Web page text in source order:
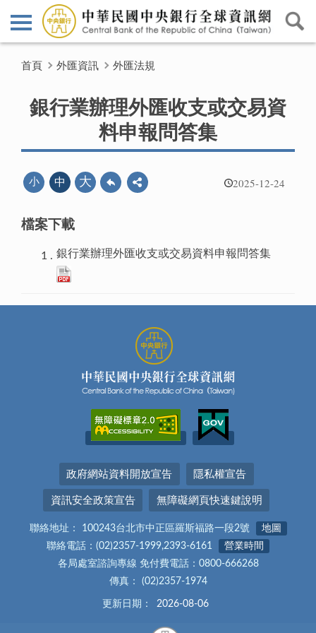
首頁 外匯資訊 外匯法規
銀行業辦理外匯收支或交易資
料申報問答集
2025-12-24
小 中 大
檔案下載
銀行業辦理外匯收支或交易資料申報問答集
政府網站資料開放宣告 隱私權宣告
資訊安全政策宣告 無障礙網頁快速鍵說明
聯絡地址： 100243台北市中正區羅斯福路一段2號
地圖
聯絡電話：(02)2357-1999,2393-6161
營業時間
各局處室諮詢專線 免付費電話：0800-666268
傳真： (02)2357-1974
更新日期： 2026-08-06